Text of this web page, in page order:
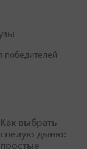
победителей
Как выбрать
спелую дыню:
простые